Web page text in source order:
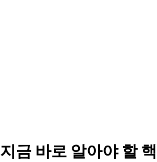
지금 바로 알아야 할